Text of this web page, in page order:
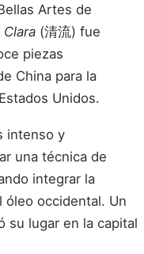
Artes de
Clara (清流) fue
piezas
China para la
Unidos.
intenso y
una técnica de
integrar la
occidental. Un
su lugar en la capital